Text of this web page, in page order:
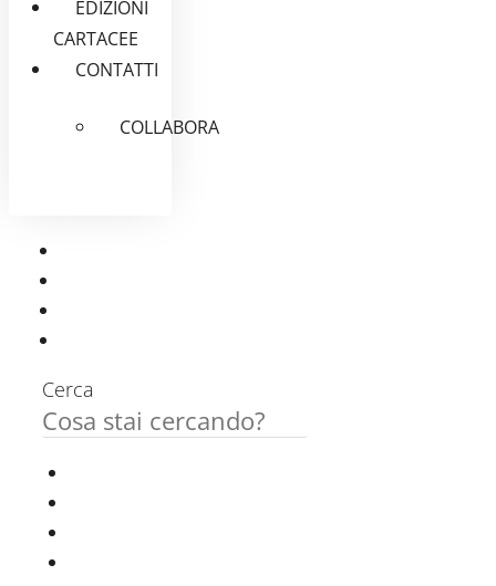
EDIZIONI
CARTACEE
CONTATTI
COLLABORA
Cerca